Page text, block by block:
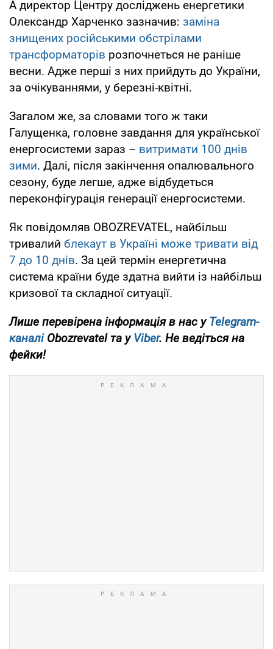
А директор Центру досліджень енергетики
Олександр Харченко зазначив: заміна
знищених російськими обстрілами
трансформаторів розпочнеться не раніше
весни. Адже перші з них прийдуть до України,
за очікуваннями, у березні-квітні.
Загалом же, за словами того ж таки
Галущенка, головне завдання для української
енергосистеми зараз – витримати 100 днів
зими. Далі, після закінчення опалювального
сезону, буде легше, адже відбудеться
переконфігурація генерації енергосистеми.
Як повідомляв OBOZREVATEL, найбільш
тривалий блекаут в Україні може тривати від
7 до 10 днів. За цей термін енергетична
система країни буде здатна вийти із найбільш
кризової та складної ситуації.
Лише перевірена інформація в нас уTelegram-
каналіObozrevatel та уViber. Не ведіться на
фейки!